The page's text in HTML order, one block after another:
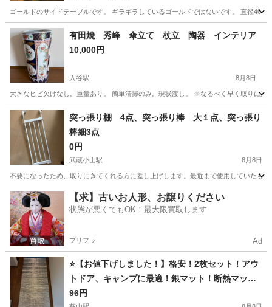
ゴールドのサイドテーブルです。 ギラギラしているゴールドではないです。 直径
東京 渋谷区 北参道駅 テーブル
有田焼 秀峰 傘立て 杖立 陶器 インテリア
10,000円
入谷駅 8月8日
大きなヒビ欠けなし。重量あり。 簡単清掃のみ。現状渡し。 ※なるべく早く取りに
東京 台東区 入谷駅 インテリア雑貨/小物
突っ張り棚 4点、突っ張り棒 大１点、突っ張り
棒細3点
0円
武蔵小山駅 8月8日
不要になったため、取りにきてくれる方に差し上げします。最近まで使用していた
東京 品川区 武蔵小山駅 収納家具
【求】古いお人形、お譲りください
状態が悪くてもOK！最大限買取します
プリフラ Ad
⭐️【お値下げしました！】格安！2枚セット！アウ
トドア、キャンプに最適！銀マット！断熱マッ
ト！遮熱マット！バラ売りはご相談ください！⭐️
96円